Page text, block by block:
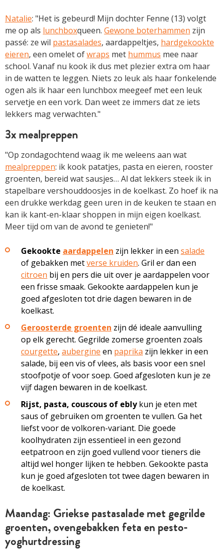
Natalie: "Het is gebeurd! Mijn dochter Fenne (13) volgt
me op als lunch­boxqueen. Gewone boterhammen zijn
passé: ze wil ­ pastasalades, aardappeltjes, hardgekookte
eieren, een omelet ofwraps met hummus mee naar
school. Vanaf nu kook ik dus met plezier extra om haar
in de watten te leggen. Niets zo leuk als haar fonkelende
ogen als ik haar een lunchbox meegeef met een leuk
servetje en een vork. Dan weet ze immers dat ze iets
lekkers mag ­verwachten."
3x mealpreppen
"Op zondagochtend waag ik me weleens aan wat
mealpreppen: ik kook patatjes, pasta en eieren, rooster
groenten, bereid wat sausjes… Al dat lekkers steek ik in
stapelbare vershouddoosjes in de koelkast. Zo hoef ik na
een drukke werkdag geen uren in de keuken te staan en
kan ik kant-en-klaar shoppen in mijn eigen koelkast.
Meer tijd om van de avond te genieten!"
Gekookte aardappelen zijn lekker in een salade
of gebakken metverse kruiden. Gril er dan een
citroen bij en pers die uit over je aardappelen voor
een frisse smaak. Gekookte aardappelen kun je
goed afgesloten tot drie dagen bewaren in de
koelkast.
Geroosterde groenten zijn dé ideale aanvulling
op elk gerecht. Gegrilde zomerse groenten zoals
courgette, aubergine en paprika zijn lekker in een
salade, bij een vis of vlees, als basis voor een snel
stoofpotje of voor soep. Goed afgesloten kun je ze
vijf dagen bewaren in de koelkast.
Rijst, pasta, couscous of eblykun je eten met
saus of gebruiken om groenten te vullen. Ga het
liefst voor de volkoren-variant. Die goede
koolhydraten zijn essentieel in een gezond
eetpatroon en zijn goed vullend voor tieners die
altijd wel honger lijken te hebben. Gekookte pasta
kun je goed afgesloten tot twee dagen bewaren in
de koelkast.
Maandag: Griekse pastasalade met gegrilde
groenten, ovengebakken feta en pesto-
yoghurtdressing